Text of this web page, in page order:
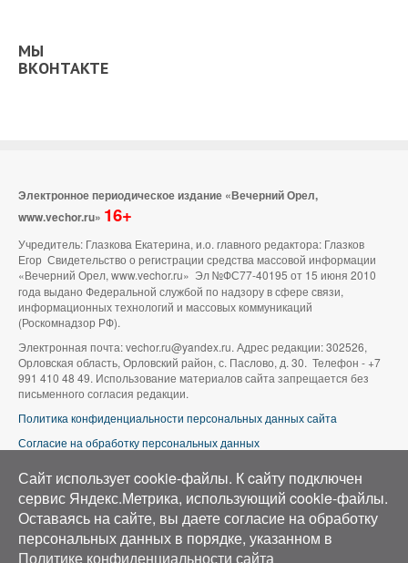
МЫ
ВКОНТАКТЕ
Электронное периодическое издание «Вечерний Орел,
www.vechor.ru» 16+
Учредитель: Глазкова Екатерина, и.о. главного редактора: Глазков
Егор Свидетельство о регистрации средства массовой информации
«Вечерний Орел, www.vechor.ru» Эл №ФС77-40195 от 15 июня 2010
года выдано Федеральной службой по надзору в сфере связи,
информационных технологий и массовых коммуникаций
(Роскомнадзор РФ).
Электронная почта: vechor.ru@yandex.ru. Адрес редакции: 302526,
Орловская область, Орловский район, с. Паслово, д. 30. Телефон - +7
991 410 48 49. Использование материалов сайта запрещается без
письменного согласия редакции.
Политика конфиденциальности персональных данных сайта
Согласие на обработку персональных данных
Аэросъемка в Орле»
Сайт использует cookie-файлы. К cайту подключен
сервис Яндекс.Метрика, использующий cookie-файлы.
Оставаясь на сайте, вы даете согласие на обработку
персональных данных в порядке, указанном в
Политике конфиденциальности сайта